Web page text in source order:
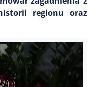
regionu oraz